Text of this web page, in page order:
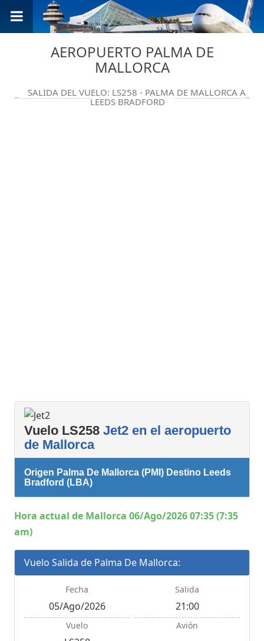
AEROPUERTO PALMA DE
MALLORCA
SALIDA DEL VUELO: LS258 - PALMA DE MALLORCA A
LEEDS BRADFORD
Vuelo LS258 Jet2 en el aeropuerto
de Mallorca
Origen Palma De Mallorca (PMI) Destino Leeds
Bradford (LBA)
Hora actual de Mallorca 06/Ago/2026 07:35 (7:35
am)
Vuelo Salida de Palma De Mallorca:
Fecha
05/Ago/2026
Salida
21:00
Vuelo Avión